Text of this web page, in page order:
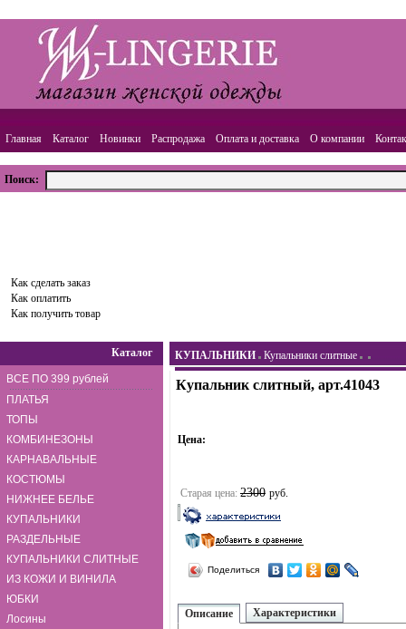
Главная Каталог Новинки Распродажа Оплата и доставка О компании
Поиск:
Как сделать заказ
Как оплатить
Как получить товар
Каталог
ВСЕ ПО 399 рублей
ПЛАТЬЯ
ТОПЫ
КОМБИНЕЗОНЫ
КАРНАВАЛЬНЫЕ
КОСТЮМЫ
НИЖНЕЕ БЕЛЬЕ
КУПАЛЬНИКИ
РАЗДЕЛЬНЫЕ
КУПАЛЬНИКИ СЛИТНЫЕ
ИЗ КОЖИ И ВИНИЛА
ЮБКИ
Лосины
КУПАЛЬНИКИ Купальники слитные
Купальник слитный, арт.41043
Цена:
Старая цена: 2300 руб.
Поделиться
Описание
Характеристики